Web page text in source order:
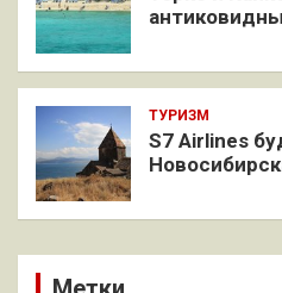
ТУРИЗМ
S7 Airlines